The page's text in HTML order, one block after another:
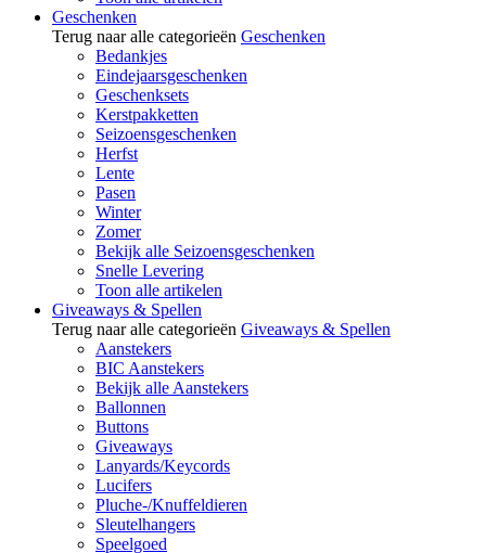
Geschenken
Terug naar alle categorieën Geschenken
Bedankjes
Eindejaarsgeschenken
Geschenksets
Kerstpakketten
Seizoensgeschenken
Herfst
Lente
Pasen
Winter
Zomer
Bekijk alle Seizoensgeschenken
Snelle Levering
Toon alle artikelen
Giveaways & Spellen
Terug naar alle categorieën Giveaways & Spellen
Aanstekers
BIC Aanstekers
Bekijk alle Aanstekers
Ballonnen
Buttons
Giveaways
Lanyards/Keycords
Lucifers
Pluche-/Knuffeldieren
Sleutelhangers
Speelgoed